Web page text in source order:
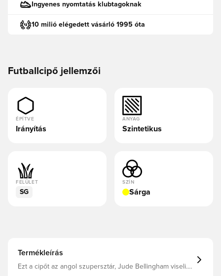
Ingyenes nyomtatás klubtagoknak
10 milió elégedett vásárló 1995 óta
Futballcipő jellemzői
ÉPÍTVE
Irányítás
ANYAG
Szintetikus
FELÜLET
SG
SZÍN
Sárga
Termékleírás
Ezt a cipőt az angol szupersztár, Jude Bellingham viseli.